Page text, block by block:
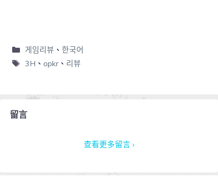
게임리뷰 、 한국어
3H 、 opkr、 리뷰
留言
查看更多留言 ›